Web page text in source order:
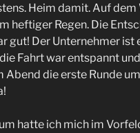
Heim damit. Auf dem
heftiger Regen. Die
gut! Der Unternehmer ist
Fahrt war entspannt
Abend die erste Runde
hatte ich mich im